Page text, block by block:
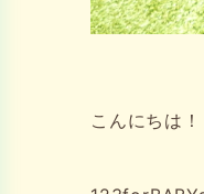
こんにちは！